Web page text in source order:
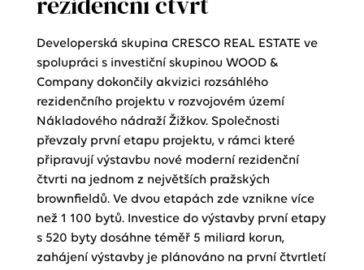
Developerská skupina CRESCO REAL ESTATE ve
spolupráci s investiční skupinou WOOD &
Company dokončily akvizici rozsáhlého
rezidenčního projektu v rozvojovém území
Nákladového nádraží Žižkov. Společnosti
převzaly první etapu projektu, v rámci které
připravují výstavbu nové moderní rezidenční
čtvrti na jednom z největších pražských
brownfieldů. Ve dvou etapách zde vznikne více
než 1 100 bytů. Investice do výstavby první etapy
s 520 byty dosáhne téměř 5 miliard korun,
zahájení výstavby je plánováno na první čtvrtletí